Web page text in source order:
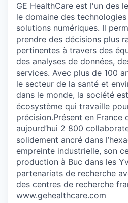
GE HealthCare est l'un des
le domaine des
solutions numériques. Il
prendre des décisions plus
pertinentes à travers des
des analyses de données,
services. Avec plus de 100
le secteur de la santé et
dans le monde, la société
écosystème qui travaille
précision.Présent en France
aujourd’hui 2 800
solidement ancré dans
empreinte industrielle, son
production à Buc dans les
partenariats de recherche
des centres de recherche
www.gehealthcare.com